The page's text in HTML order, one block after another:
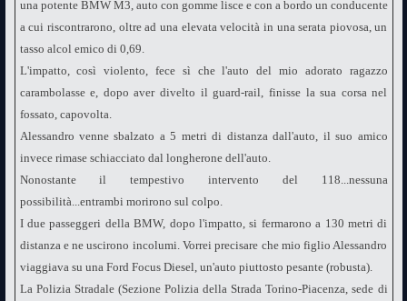
una potente BMW M3, auto con gomme lisce e con a bordo un conducente
a cui riscontrarono, oltre ad una elevata velocità in una serata piovosa, un
tasso alcol emico di 0,69.
L'impatto, così violento, fece sì che l'auto del mio adorato ragazzo
carambolasse e, dopo aver divelto il guard-rail, finisse la sua corsa nel
fossato, capovolta.
Alessandro venne sbalzato a 5 metri di distanza dall'auto, il suo amico
invece rimase schiacciato dal longherone dell'auto.
Nonostante il tempestivo intervento del 118...nessuna
possibilità...entrambi morirono sul colpo.
I due passeggeri della BMW, dopo l'impatto, si fermarono a 130 metri di
distanza e ne uscirono incolumi. Vorrei precisare che mio figlio Alessandro
viaggiava su una Ford Focus Diesel, un'auto piuttosto pesante (robusta).
La Polizia Stradale (Sezione Polizia della Strada Torino-Piacenza, sede di